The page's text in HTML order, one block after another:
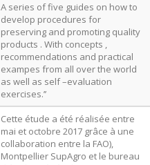
A series of five guides on how to
develop procedures for
preserving and promoting quality
products . With concepts ,
recommendations and practical
exampes from all over the world
as well as self –evaluation
exercises.’’
Cette étude a été réalisée entre
mai et octobre 2017 grâce à une
collaboration entre la FAO),
Montpellier SupAgro et le bureau